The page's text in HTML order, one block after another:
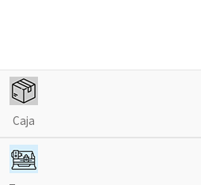
Caja